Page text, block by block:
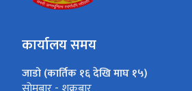
कार्यालय समय
जाडो (कार्तिक १६ देखि माघ १५)